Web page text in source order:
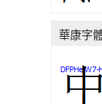
華康字